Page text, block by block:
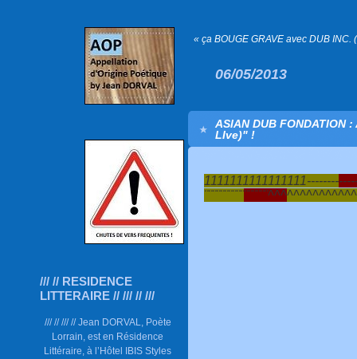
/// // RESIDENCE
LITTERAIRE // /// // ///
/// // /// // Jean DORVAL, Poète
Lorrain, est en Résidence
Littéraire, à l’Hôtel IBIS Styles
« ça BOUGE GRAVE avec DUB INC.
06/05/2013
ASIAN DUB FONDATION
LIve)" !
1111111111111111--------
¨¨¨¨¨¨¨¨¨¨¨¨¨¨¨¨^^^